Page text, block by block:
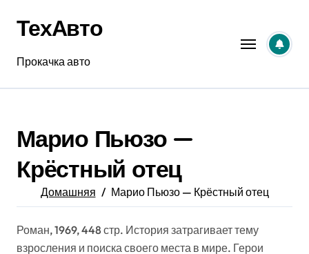
содержанию
ТехАвто
Прокачка авто
Марио Пьюзо —
Крёстный отец
Домашняя Марио Пьюзо — Крёстный отец
Роман, 1969, 448 стр. История затрагивает тему
взросления и поиска своего места в мире. Герои